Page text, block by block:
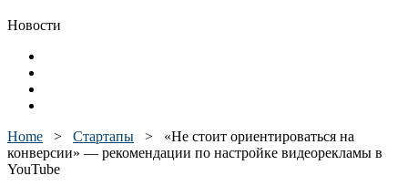
Новости
Home > Стартапы > «Не стоит ориентироваться на
конверсии» — рекомендации по настройке видеорекламы в
YouTube